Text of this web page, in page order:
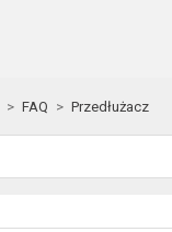
FAQ Przedłużacz